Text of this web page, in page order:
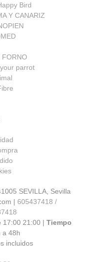
Bird
Y CANARIZ
FORNO
parrot
SEVILLA, Sevilla
| 605437418 /
17:00 21:00 | Tiempo
a 48h
incluidos